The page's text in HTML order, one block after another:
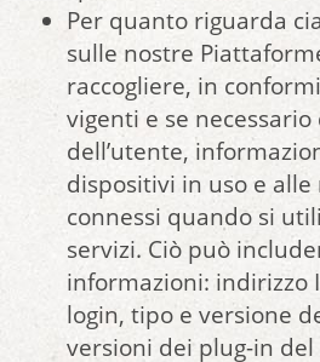
Per quanto riguarda
sulle nostre
raccogliere, in
vigenti e se necessario
dell’utente,
dispositivi in uso e
connessi quando si
servizi. Ciò può
informazioni: indirizzo
login, tipo e versione
versioni dei plug-in